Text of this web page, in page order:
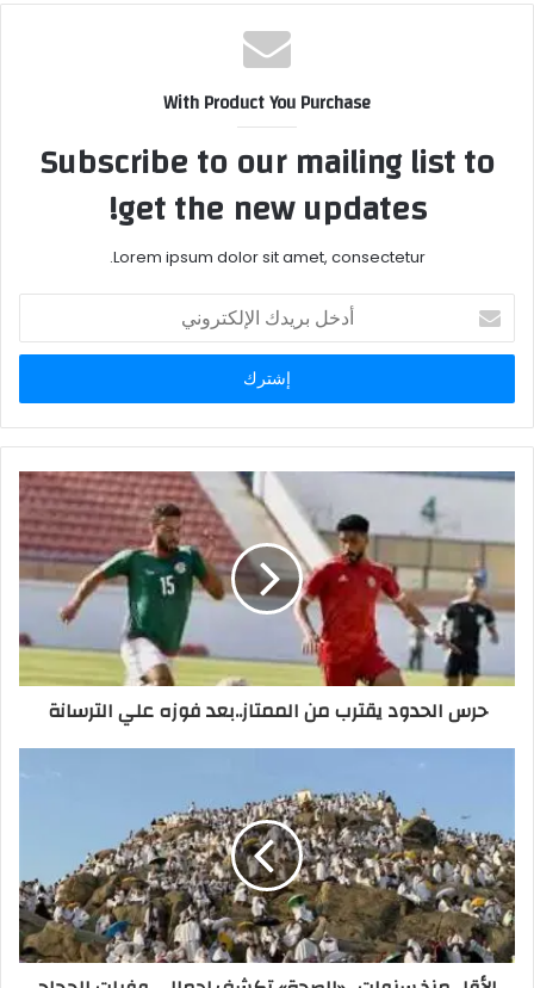
With Product You Purchase
Subscribe to our mailing list to
get the new updates!
Lorem ipsum dolor sit amet, consectetur.
بريدك
الإلكتروني
حرس الحدود يقترب من الممتاز..بعد فوزه علي الترسانة